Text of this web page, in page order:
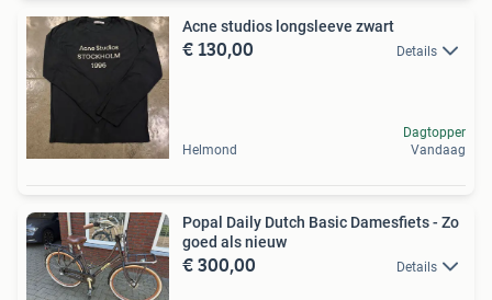
Acne studios longsleeve zwart
€ 130,00 Details
Helmond
Dagtopper
Vandaag
Popal Daily Dutch Basic Damesfiets - Zo
goed als nieuw
€ 300,00 Details